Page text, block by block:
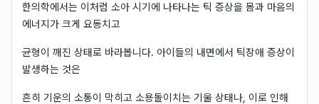
한의학에서는 이처럼 소아 시기에 나타나는 틱 증상을 몸과 마음의
에너지가 크게 요동치고
균형이 깨진 상태로 바라봅니다. 아이들의 내면에서 틱장애 증상이
발생하는 것은
흔히 기운의 소통이 막히고 소용돌이치는 기울 상태나, 이로 인해